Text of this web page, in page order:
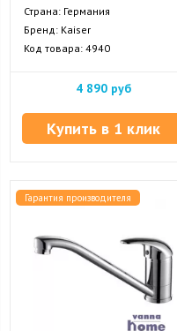
Страна: Германия
Бренд: Kaiser
Код товара: 4940
4 890 руб
Купить в 1 клик
Гарантия производителя